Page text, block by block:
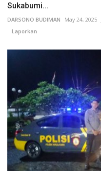
Sukabumi...
DARSONO BUDIMAN May 24, 2025
Laporkan